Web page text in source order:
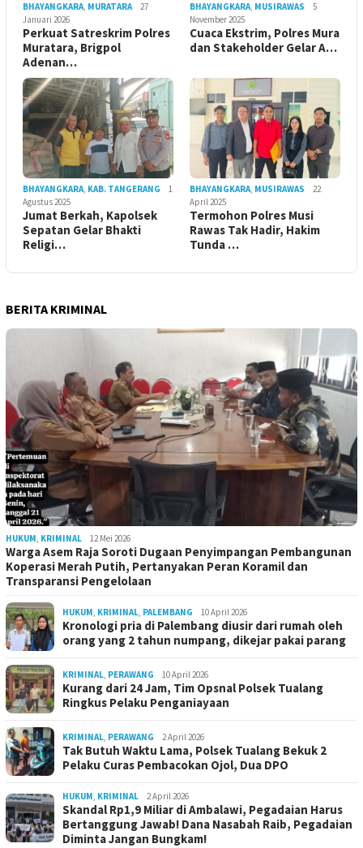
BHAYANGKARA, MURATARA
27
Januari 2026
Perkuat Satreskrim Polres
Muratara, Brigpol
Adenan…
BHAYANGKARA, MUSIRAWAS
5
November 2025
Cuaca Ekstrim, Polres Mura
dan Stakeholder Gelar A…
BHAYANGKARA, KAB. TANGERANG
1
Agustus 2025
Jumat Berkah, Kapolsek
Sepatan Gelar Bhakti
Religi…
BHAYANGKARA, MUSIRAWAS
22
April 2025
Termohon Polres Musi
Rawas Tak Hadir, Hakim
Tunda …
BERITA KRIMINAL
HUKUM, KRIMINAL 12 Mei 2026
Warga Asem Raja Soroti Dugaan Penyimpangan Pembangunan
Koperasi Merah Putih, Pertanyakan Peran Koramil dan
Transparansi Pengelolaan
HUKUM, KRIMINAL, PALEMBANG 10 April 2026
Kronologi pria di Palembang diusir dari rumah oleh
orang yang 2 tahun numpang, dikejar pakai parang
KRIMINAL, PERAWANG 10 April 2026
Kurang dari 24 Jam, Tim Opsnal Polsek Tualang
Ringkus Pelaku Penganiayaan
KRIMINAL, PERAWANG 2 April 2026
Tak Butuh Waktu Lama, Polsek Tualang Bekuk 2
Pelaku Curas Pembacokan Ojol, Dua DPO
HUKUM, KRIMINAL 2 April 2026
Skandal Rp1,9 Miliar di Ambalawi, Pegadaian Harus
Bertanggung Jawab! Dana Nasabah Raib, Pegadaian
Diminta Jangan Bungkam!